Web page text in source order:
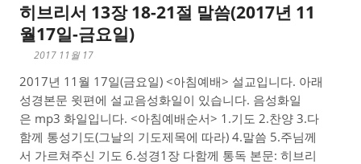
히브리서 13장 18-21절 말씀(2017년 11
월17일-금요일)
2017 11월 17
2017년 11월 17일(금요일) <아침예배> 설교입니다. 아래
성경본문 윗편에 설교음성화일이 있습니다. 음성화일
은 mp3 화일입니다. <아침예배순서> 1.기도 2.찬양 3.다
함께 통성기도(그날의 기도제목에 따라) 4.말씀 5.주님께
서 가르쳐주신 기도 6.성경1장 다함께 통독 본문: 히브리